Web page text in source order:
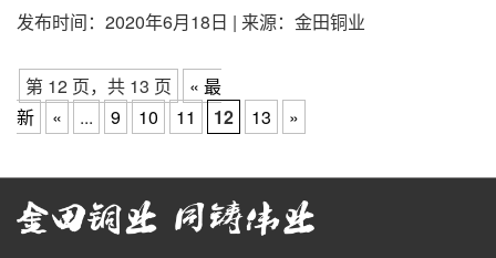
发布时间：2020年6月18日 | 来源：金田铜业
第 12 页，共 13 页
« 最
新
« ... 9 10 11 12 13 »